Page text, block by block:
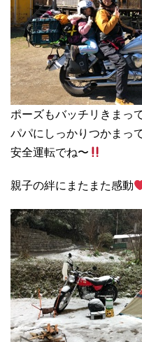
ポーズもバッチリきまっ
パパにしっかりつかまっ
安全運転でね〜
親子の絆にまたまた感動